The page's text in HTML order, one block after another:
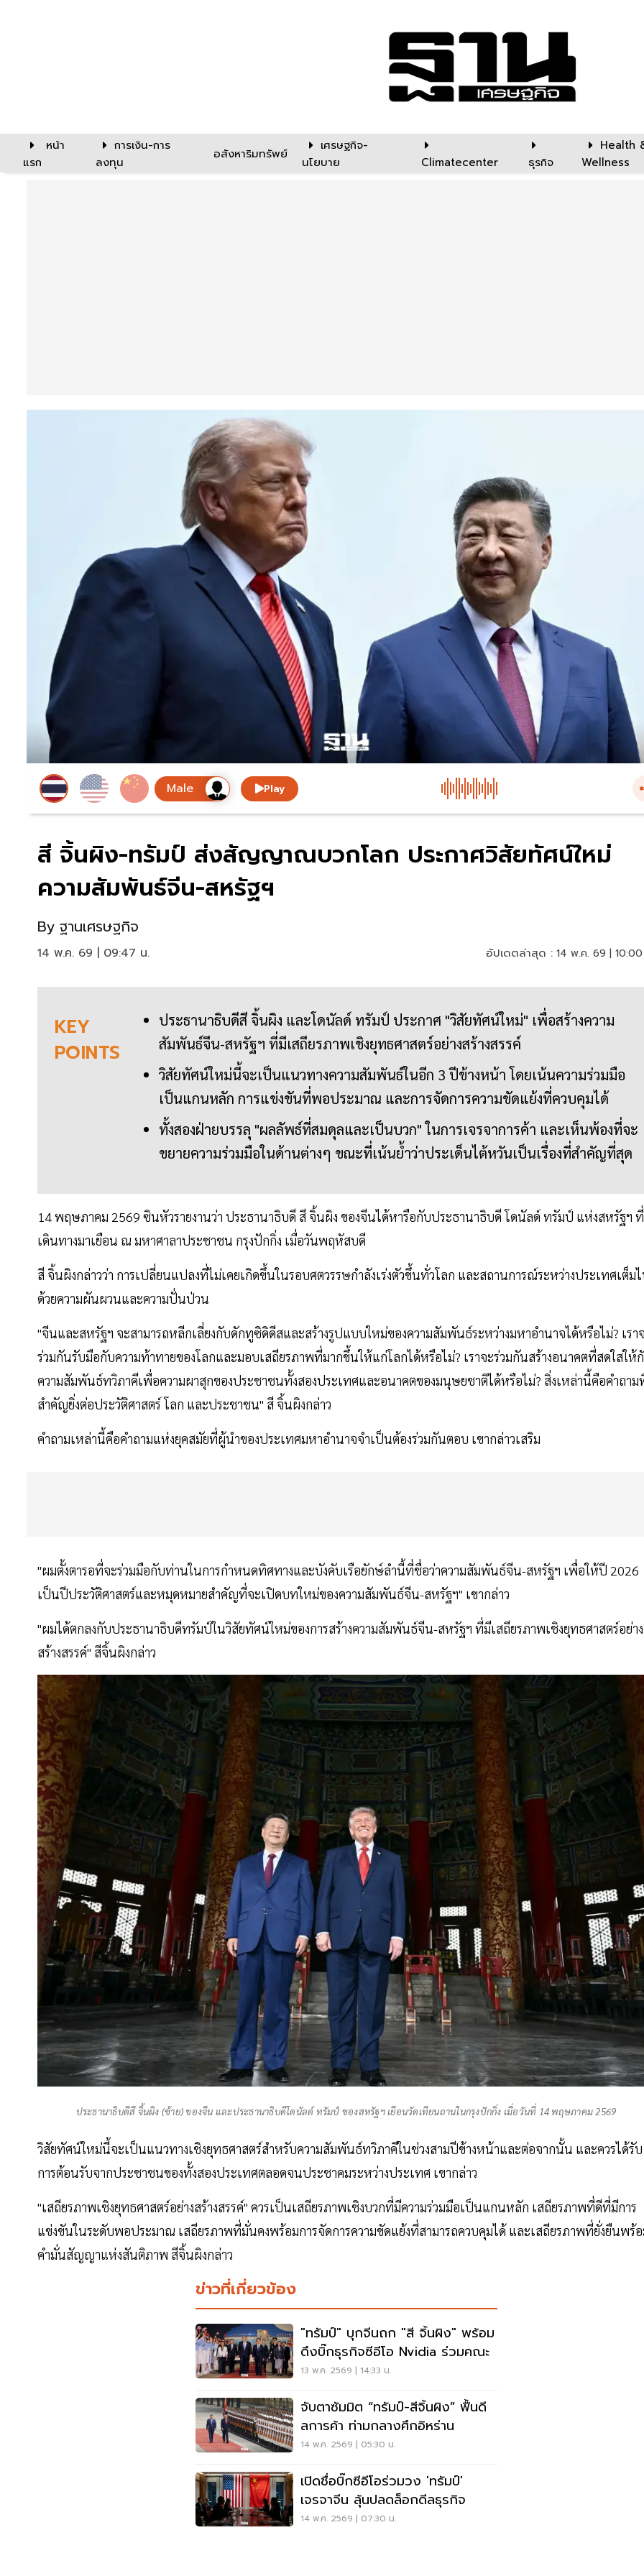
หน้า
แรก
การเงิน-การ
ลงทุน
อสังหาริมทรัพย์
เศรษฐกิจ-
นโยบาย
Climatecenter ธุรกิจ
Health
Wellness
Play
สี จิ้นผิง-ทรัมป์ ส่งสัญญาณบวกโลก ประกาศวิสัยทัศน์ใหม่
ความสัมพันธ์จีน-สหรัฐฯ
By ฐานเศรษฐกิจ
14 พ.ค. 69 | 09:47 น. อัปเดตล่าสุด : 14 พ.ค. 69 |
KEY
POINTS
ประธานาธิบดีสี จิ้นผิง และโดนัลด์ ทรัมป์ ประกาศ "วิสัยทัศน์ใหม่" เพื่อสร้างความ
สัมพันธ์จีน-สหรัฐฯ ที่มีเสถียรภาพเชิงยุทธศาสตร์อย่างสร้างสรรค์
วิสัยทัศน์ใหม่นี้จะเป็นแนวทางความสัมพันธ์ในอีก 3 ปีข้างหน้า โดยเน้นความร่วมมือ
เป็นแกนหลัก การแข่งขันที่พอประมาณ และการจัดการความขัดแย้งที่ควบคุมได้
ทั้งสองฝ่ายบรรลุ "ผลลัพธ์ที่สมดุลและเป็นบวก" ในการเจรจาการค้า และเห็นพ้องที่จะ
ขยายความร่วมมือในด้านต่างๆ ขณะที่เน้นย้ำว่าประเด็นไต้หวันเป็นเรื่องที่สำคัญที่สุด
14 พฤษภาคม 2569 ซินหัวรายงานว่า ประธานาธิบดี สี จิ้นผิง ของจีนได้หารือกับประธานาธิบดี โดนัลด์ ทรัมป์ แห่งสหรัฐฯ ที่
เดินทางมาเยือน ณ มหาศาลาประชาชน กรุงปักกิ่ง เมื่อวันพฤหัสบดี
สี จิ้นผิงกล่าวว่า การเปลี่ยนแปลงที่ไม่เคยเกิดขึ้นในรอบศตวรรษกำลังเร่งตัวขึ้นทั่วโลก และสถานการณ์ระหว่างประเทศเต็ม
ด้วยความผันผวนและความปั่นป่วน
"จีนและสหรัฐฯ จะสามารถหลีกเลี่ยงกับดักทูซิดิดีสและสร้างรูปแบบใหม่ของความสัมพันธ์ระหว่างมหาอำนาจได้หรือไม่? เรา
ร่วมกันรับมือกับความท้าทายของโลกและมอบเสถียรภาพที่มากขึ้นให้แก่โลกได้หรือไม่? เราจะร่วมกันสร้างอนาคตที่สดใสให้
ความสัมพันธ์ทวิภาคีเพื่อความผาสุกของประชาชนทั้งสองประเทศและอนาคตของมนุษยชาติได้หรือไม่? สิ่งเหล่านี้คือคำถาม
สำคัญยิ่งต่อประวัติศาสตร์ โลก และประชาชน" สี จิ้นผิงกล่าว
คำถามเหล่านี้คือคำถามแห่งยุคสมัยที่ผู้นำของประเทศมหาอำนาจจำเป็นต้องร่วมกันตอบ เขากล่าวเสริม
"ผมตั้งตารอที่จะร่วมมือกับท่านในการกำหนดทิศทางและบังคับเรือยักษ์ลำนี้ที่ชื่อว่าความสัมพันธ์จีน-สหรัฐฯ เพื่อให้ปี 2026
เป็นปีประวัติศาสตร์และหมุดหมายสำคัญที่จะเปิดบทใหม่ของความสัมพันธ์จีน-สหรัฐฯ" เขากล่าว
"ผมได้ตกลงกับประธานาธิบดีทรัมป์ในวิสัยทัศน์ใหม่ของการสร้างความสัมพันธ์จีน-สหรัฐฯ ที่มีเสถียรภาพเชิงยุทธศาสตร์อย่าง
สร้างสรรค์" สีจิ้นผิงกล่าว
ประธานาธิบดีสี จิ้นผิง (ซ้าย) ของจีน และประธานาธิบดีโดนัลด์ ทรัมป์ ของสหรัฐฯ เยือนวัดเทียนถานในกรุงปักกิ่ง เมื่อวันที่ 14 พฤษภาคม 2569
วิสัยทัศน์ใหม่นี้จะเป็นแนวทางเชิงยุทธศาสตร์สำหรับความสัมพันธ์ทวิภาคีในช่วงสามปีข้างหน้าและต่อจากนั้น และควรได้รับ
การต้อนรับจากประชาชนของทั้งสองประเทศตลอดจนประชาคมระหว่างประเทศ เขากล่าว
"เสถียรภาพเชิงยุทธศาสตร์อย่างสร้างสรรค์" ควรเป็นเสถียรภาพเชิงบวกที่มีความร่วมมือเป็นแกนหลัก เสถียรภาพที่ดีที่มีการ
แข่งขันในระดับพอประมาณ เสถียรภาพที่มั่นคงพร้อมการจัดการความขัดแย้งที่สามารถควบคุมได้ และเสถียรภาพที่ยั่งยืนพร้
คำมั่นสัญญาแห่งสันติภาพ สีจิ้นผิงกล่าว
ข่าวที่เกี่ยวข้อง
"ทรัมป์" บุกจีนถก "สี จิ้นผิง" พร้อม
ดึงบิ๊กธุรกิจซีอีโอ Nvidia ร่วมคณะ
13 พ.ค. 2569 | 14:33 น.
จับตาซัมมิต “ทรัมป์-สีจิ้นผิง” ฟื้นดี
ลการค้า ท่ามกลางศึกอิหร่าน
14 พ.ค. 2569 | 05:30 น.
เปิดชื่อบิ๊กซีอีโอร่วมวง 'ทรัมป์'
เจรจาจีน ลุ้นปลดล็อกดีลธุรกิจ
14 พ.ค. 2569 | 07:30 น.